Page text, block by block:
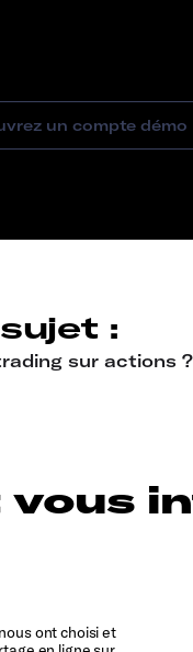
:
ont choisi et